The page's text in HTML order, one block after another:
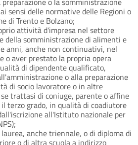
sensi delle normative delle Regioni o
di Trento e Bolzano;
attività d'impresa nel settore
della somministrazione di alimenti e
anni, anche non continuativi, nel
o aver prestato la propria opera
di dipendente qualificato,
o alla preparazione
di socio lavoratore o in altre
trattasi di coniuge, parente o affine
terzo grado, in qualità di coadiutore
all'Istituto nazionale per
anche triennale, o di diploma di
o di altra scuola a indirizzo